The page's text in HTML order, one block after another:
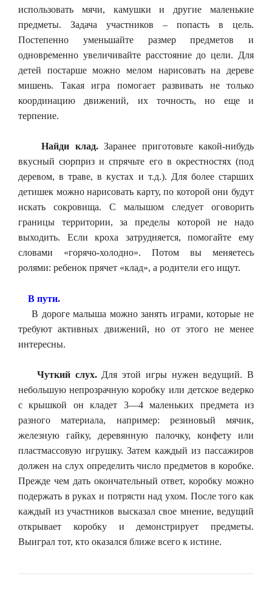
использовать мячи, камушки и другие маленькие
предметы. Задача участников – попасть в цель.
Постепенно уменьшайте размер предметов и
одновременно увеличивайте расстояние до цели. Для
детей постарше можно мелом нарисовать на дереве
мишень. Такая игра помогает развивать не только
координацию движений, их точность, но еще и
терпение.
Найди клад.Заранее приготовьте какой-нибудь
вкусный сюрприз и спрячьте его в окрестностях (под
деревом, в траве, в кустах и т.д.). Для более старших
детишек можно нарисовать карту, по которой они будут
искать сокровища. С малышом следует оговорить
границы территории, за пределы которой не надо
выходить. Если кроха затрудняется, помогайте ему
словами «горячо-холодно». Потом вы меняетесь
ролями: ребенок прячет «клад», а родители его ищут.
В пути.
В дороге малыша можно занять играми, которые не
требуют активных движений, но от этого не менее
интересны.
Чуткий слух.Для этой игры нужен ведущий. В
небольшую непрозрачную коробку или детское ведерко
с крышкой он кладет 3—4 маленьких предмета из
разного материала, например: резиновый мячик,
железную гайку, деревянную палочку, конфету или
пластмассовую игрушку. Затем каждый из пассажиров
должен на слух определить число предметов в коробке.
Прежде чем дать окончательный ответ, коробку можно
подержать в руках и потрясти над ухом. После того как
каждый из участников высказал свое мнение, ведущий
открывает коробку и демонстрирует предметы.
Выиграл тот, кто оказался ближе всего к истине.